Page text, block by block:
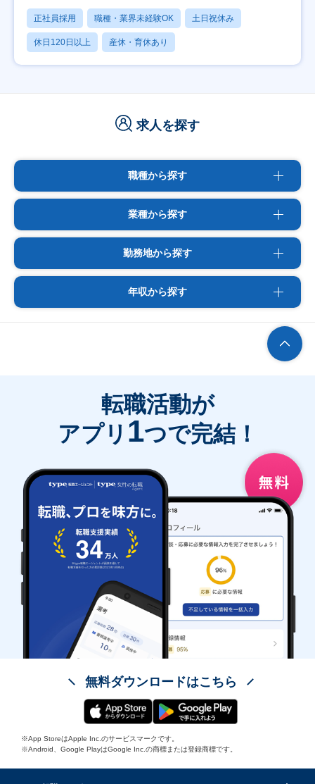
正社員採用 職種・業界未経験OK 土日祝休み
休日120日以上 産休・育休あり
求人を探す
職種から探す
業種から探す
勤務地から探す
年収から探す
転職活動が
アプリ 1つで完結！
無料ダウンロードはこちら
※App StoreはApple Inc.のサービスマークです。
※Android、Google PlayはGoogle Inc.の商標または登録商標です。